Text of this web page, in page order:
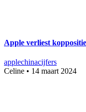
Apple verliest
applechinacijfers
Celine • 14 maart 2024